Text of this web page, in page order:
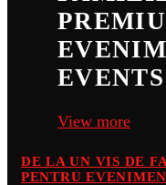
EVENTS
View more
DE LA UN VIS DE
PENTRU